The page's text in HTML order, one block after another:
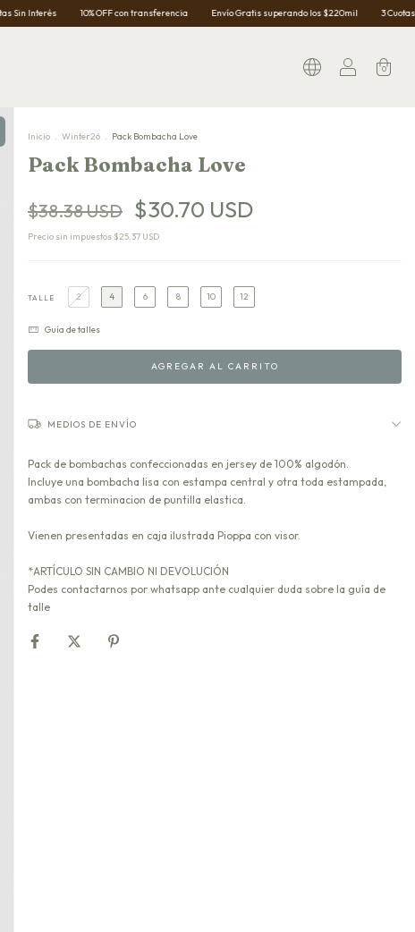
10% OFF con transferencia Envío Gratis superando los $220mil 3 Cuotas Sin Interés
0
Inicio . Winter26 . Pack Bombacha Love
Pack Bombacha Love
$38.38 USD $30.70 USD
Precio sin impuestos $25.37 USD
TALLE 2 4 6 8 10 12
Guía de talles
MEDIOS DE ENVÍO
Pack de bombachas confeccionadas en jersey de 100% algodón.
Incluye una bombacha lisa con estampa central y otra toda estampada,
ambas con terminacion de puntilla elastica.
Vienen presentadas en caja ilustrada Pioppa con visor.
*ARTÍCULO SIN CAMBIO NI DEVOLUCIÓN
Podes contactarnos por whatsapp ante cualquier duda sobre la guía de
talle